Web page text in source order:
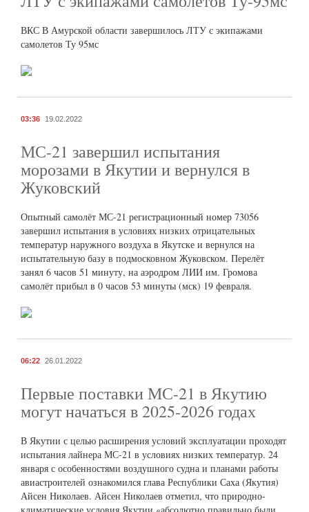
ВКС В Амурской области завершилось ЛТУ с экипажами
самолетов Ту 95мс
03:36 19.02.2022
МС-21 завершил испытания
морозами в Якутии и вернулся в
Жуковский
Опытный самолёт МС-21 регистрационный номер 73056
завершил испытания в условиях низких отрицательных
температур наружного воздуха в Якутске и вернулся на
испытательную базу в подмосковном Жуковском. Перелёт
занял 6 часов 51 минуту, на аэродром ЛИИ им. Громова
самолёт прибыл в 0 часов 53 минуты (мск) 19 февраля.
06:22 26.01.2022
Первые поставки МС-21 в Якутию
могут начаться в 2025-2026 годах
В Якутии с целью расширения условий эксплуатации проходят
испытания лайнера МС-21 в условиях низких температур. 24
января с особенностями воздушного судна и планами работы
авиастроителей ознакомился глава Республики Саха (Якутия)
Айсен Николаев. Айсен Николаев отметил, что природно-
климатические условия Якутии «абсолютно правильно были